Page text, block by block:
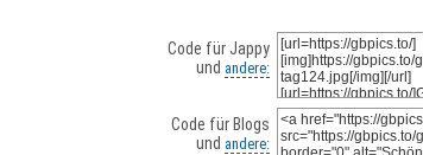
Code für Jappy
und andere:
Code für Blogs
und andere: